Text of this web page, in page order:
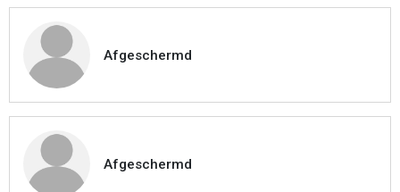
Afgeschermd
Afgeschermd